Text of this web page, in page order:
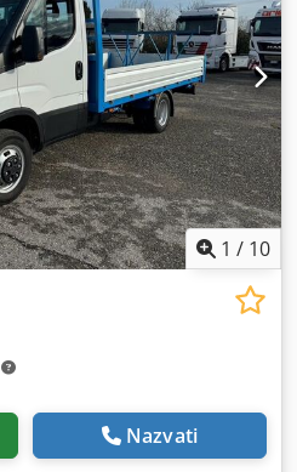
1 / 10
Nazvati